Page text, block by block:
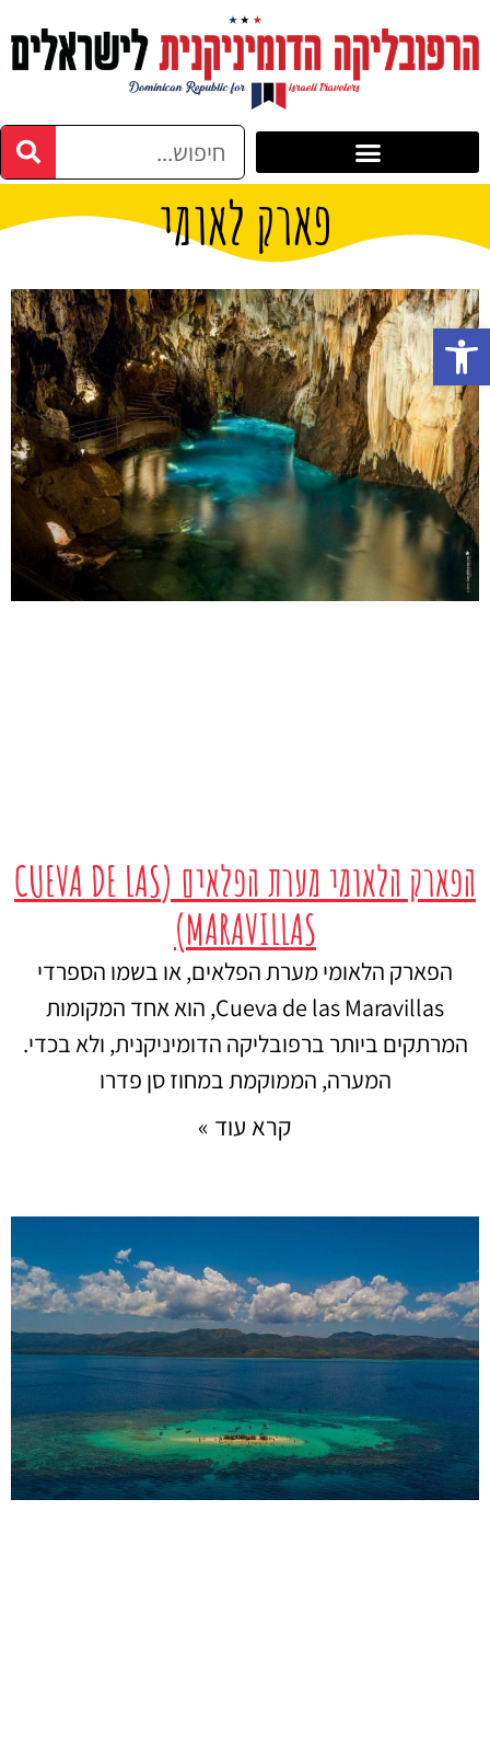
פארק לאומי
הפארק הלאומי מערת הפלאים (CUEVA DE LAS
MARAVILLAS)
הפארק הלאומי מערת הפלאים, או בשמו הספרדי
Cueva de las Maravillas, הוא אחד המקומות
המרתקים ביותר ברפובליקה הדומיניקנית, ולא בכדי.
המערה, הממוקמת במחוז סן פדרו
קרא עוד »
פתח סרגל נגישות